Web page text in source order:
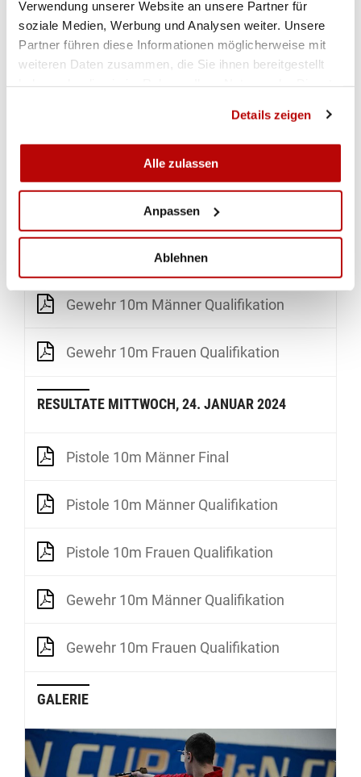
Verwendung unserer Website an unsere Partner für
soziale Medien, Werbung und Analysen weiter. Unsere
Partner führen diese Informationen möglicherweise mit
weiteren Daten zusammen, die Sie ihnen bereitgestellt
Details zeigen
Alle zulassen
Anpassen
Ablehnen
Gewehr 10m Mixed Qualifikation
Pistole 10m Mixed Qualifikation
RESULTATE DONNERSTAG, 25. JANUAR 2024
Pistole 10m Männer Final
Pistole 10m Männer Qualifikation
Pistole 10m Frauen Qualifikation
Gewehr 10m Männer Qualifikation
Gewehr 10m Frauen Qualifikation
RESULTATE MITTWOCH, 24. JANUAR 2024
Pistole 10m Männer Final
Pistole 10m Männer Qualifikation
Pistole 10m Frauen Qualifikation
Gewehr 10m Männer Qualifikation
Gewehr 10m Frauen Qualifikation
GALERIE